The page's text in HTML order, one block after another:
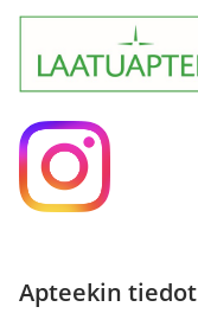
Apteekin tiedot